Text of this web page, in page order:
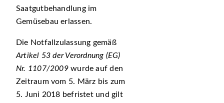
Saatgutbehandlung im
Gemüsebau erlassen.
Die Notfallzulassung gemäß
Artikel 53 der Verordnung (EG)
Nr. 1107/2009wurde auf den
Zeitraum vom 5. März bis zum
5. Juni 2018 befristet und gilt